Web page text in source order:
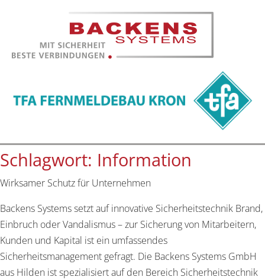
Schlagwort: Information
Wirksamer Schutz für Unternehmen
Backens Systems setzt auf innovative Sicherheitstechnik Brand,
Einbruch oder Vandalismus – zur Sicherung von Mitarbeitern,
Kunden und Kapital ist ein umfassendes
Sicherheitsmanagement gefragt. Die Backens Systems GmbH
aus Hilden ist spezialisiert auf den Bereich Sicherheitstechnik